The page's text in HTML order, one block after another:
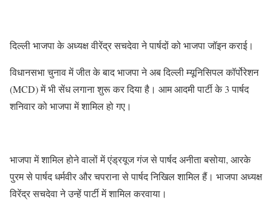
दिल्ली भाजपा के अध्यक्ष वीरेंद्र सचदेवा ने पार्षदों को भाजपा जॉइन कराई।
विधानसभा चुनाव में जीत के बाद भाजपा ने अब दिल्ली म्यूनिसिपल कॉर्पोरेशन
(MCD) में भी सेंध लगाना शुरू कर दिया है। आम आदमी पार्टी के 3 पार्षद
शनिवार को भाजपा में शामिल हो गए।
भाजपा में शामिल होने वालों में एंड्रयूज गंज से पार्षद अनीता बसोया, आरके
पुरम से पार्षद धर्मवीर और चपराना से पार्षद निखिल शामिल हैं। भाजपा अध्यक्ष
विरेंद्र सचदेवा ने उन्हें पार्टी में शामिल करवाया।